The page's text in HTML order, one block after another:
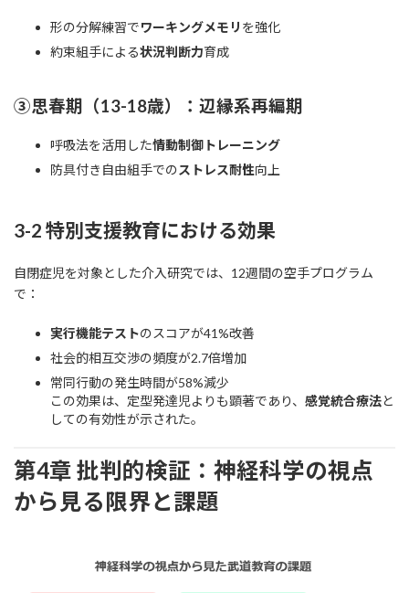
形の分解練習でワーキングメモリ を強化
約束組手による状況判断力育成
③思春期（13-18歳）： 辺縁系再編期
呼吸法を活用した情動制御トレーニング
防具付き自由組手でのストレス耐性向上
3-2 特別支援教育における効果
自閉症児を対象とした介入研究では、12週間の空手プログラム
で：
実行機能テストのスコアが41%改善
社会的相互交渉の頻度が2.7倍増加
常同行動の発生時間が58%減少
この効果は、定型発達児よりも顕著であり、 感覚統合療法と
しての有効性が示された。
第4章 批判的検証：神経科学の視点
から見る限界と課題